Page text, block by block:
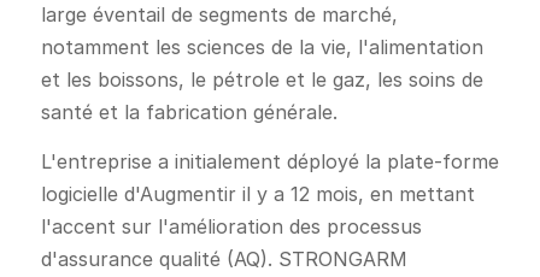
large éventail de segments de marché,
notamment les sciences de la vie, l'alimentation
et les boissons, le pétrole et le gaz, les soins de
santé et la fabrication générale.
L'entreprise a initialement déployé la plate-forme
logicielle d'Augmentir il y a 12 mois, en mettant
l'accent sur l'amélioration des processus
d'assurance qualité (AQ). STRONGARM